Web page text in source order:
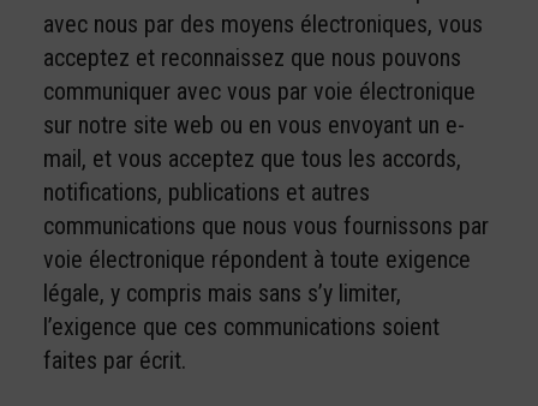
avec nous par des moyens électroniques, vous
acceptez et reconnaissez que nous pouvons
communiquer avec vous par voie électronique
sur notre site web ou en vous envoyant un e-
mail, et vous acceptez que tous les accords,
notifications, publications et autres
communications que nous vous fournissons par
voie électronique répondent à toute exigence
légale, y compris mais sans s’y limiter,
l’exigence que ces communications soient
faites par écrit.